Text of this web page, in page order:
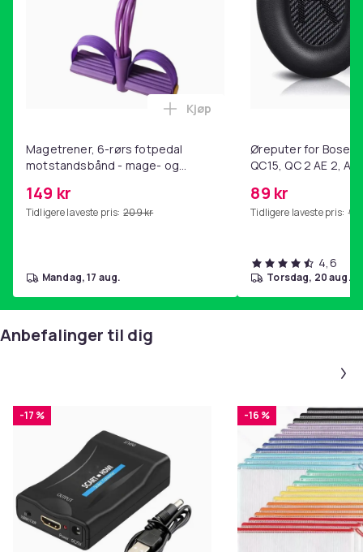
Magetrener, 6-rørs fotpedal
motstandsbånd - mage- og
hjemmegymnastikk Purple
149 kr
Tidligere laveste pris: 209 kr
Legg Magetrener, 6-rørs
Kjøp
mandag, 17 aug.
Øreputer for Bose
QC15, QC 2 AE 2, AE
89 kr
Tidligere laveste pris: 99
4,6
torsdag, 20 aug.
Anbefalinger til dig
-17 % -16 %